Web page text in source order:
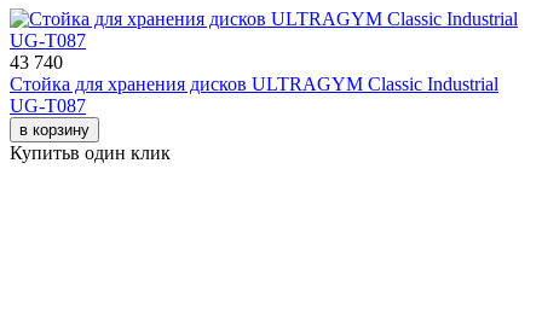
43 740
Стойка для хранения дисков ULTRAGYM Classic Industrial
UG-T087
в корзину
Купитьв один клик